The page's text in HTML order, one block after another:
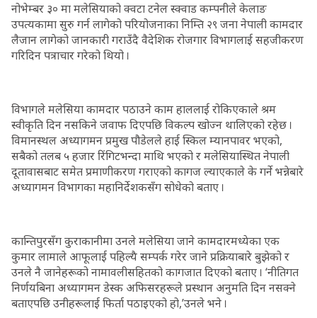
नोभेम्बर ३० मा मलेसियाको क्वटा टनेल स्क्वाड कम्पनीले केलाङ
उपत्यकामा सुरु गर्न लागेको परियोजनाका निम्ति २९ जना नेपाली कामदार
लैजान लागेको जानकारी गराउँदै वैदेशिक रोजगार विभागलाई सहजीकरण
गरिदिन पत्राचार गरेको थियो ।
विभागले मलेसिया कामदार पठाउने काम हाललाई रोकिएकाले श्रम
स्वीकृति दिन नसकिने जवाफ दिएपछि विकल्प खोज्न थालिएको रहेछ ।
विमानस्थल अध्यागमन प्रमुख पौडेलले हाई स्किल म्यानपावर भएको,
सबैको तलब ५ हजार रिंगिटभन्दा माथि भएको र मलेसियास्थित नेपाली
दूतावासबाट समेत प्रमाणीकरण गराएको कागज ल्याएकाले के गर्ने भन्नेबारे
अध्यागमन विभागका महानिर्देशकसँग सोधेको बताए ।
कान्तिपुरसँग कुराकानीमा उनले मलेसिया जाने कामदारमध्येका एक
कुमार लामाले आफूलाई पहिल्यै सम्पर्क गरेर जाने प्रक्रियाबारे बुझेको र
उनले नै जानेहरूको नामावलीसहितको कागजात दिएको बताए । ‘नीतिगत
निर्णयबिना अध्यागमन डेस्क अफिसरहरूले प्रस्थान अनुमति दिन नसक्ने
बताएपछि उनीहरूलाई फिर्ता पठाइएको हो,’उनले भने ।